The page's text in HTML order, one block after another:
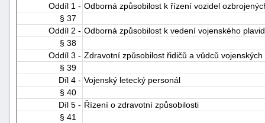
Oddíl 1 - Odborná způsobilost k řízení vozidel
§ 37
Oddíl 2 - Odborná způsobilost k vedení vojenského
§ 38
Oddíl 3 - Zdravotní způsobilost řidičů a vůdců vojenských
§ 39
Díl 4 - Vojenský letecký personál
§ 40
Díl 5 - Řízení o zdravotní způsobilosti
§ 41